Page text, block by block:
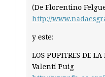
(De Florentino
http://
y este:
LOS PUPITRES DE
Valentí Puig